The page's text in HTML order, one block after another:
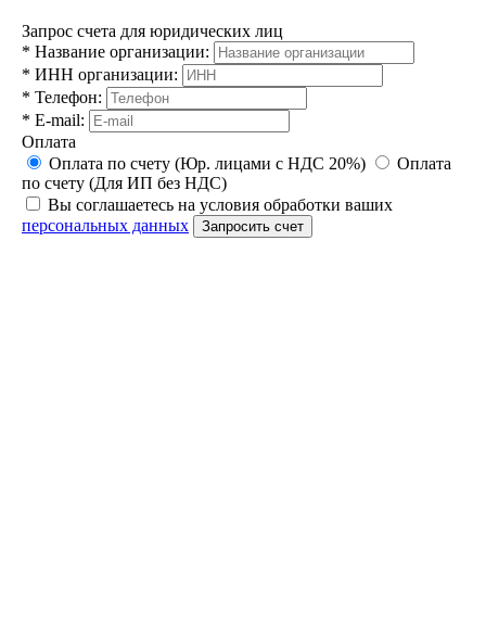
Запрос счета для юридических лиц
* Название организации:
* ИНН организации:
* Телефон:
* E-mail:
Оплата
Оплата по счету (Юр. лицами с НДС 20%)
Оплата
по счету (Для ИП без НДС)
Вы соглашаетесь на условия обработки ваших
персональных данных